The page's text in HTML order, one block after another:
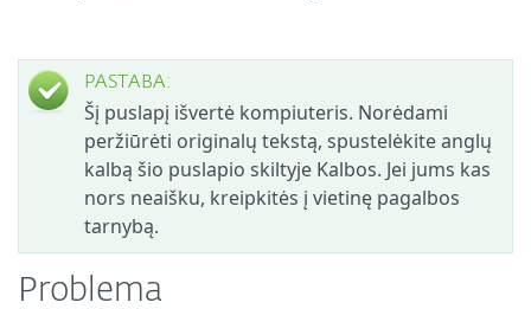
PASTABA:
Šį puslapį išvertė kompiuteris. Norėdami
peržiūrėti originalų tekstą, spustelėkite anglų
kalbą šio puslapio skiltyje Kalbos. Jei jums kas
nors neaišku, kreipkitės į vietinę pagalbos
tarnybą.
Problema